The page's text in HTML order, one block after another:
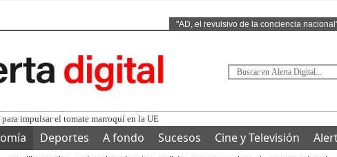
"AD, el revulsivo de la conciencia
Deportes A fondo Sucesos Cine y Televisión